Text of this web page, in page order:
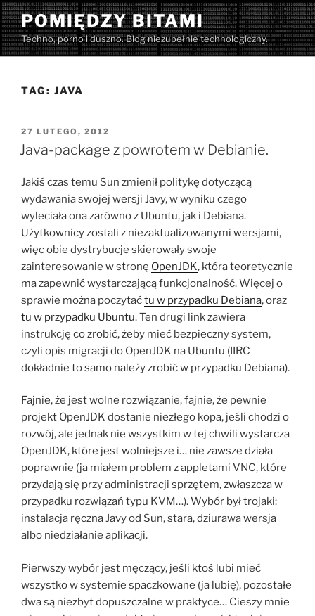
Przejdź
do
treści
POMIĘDZY BITAMI
Techno, porno i duszno. Blog niezupełnie technologiczny.
TAG: JAVA
OPUBLIKOWANE
W
27 LUTEGO, 2012
Java-package z powrotem w Debianie.
Jakiś czas temu Sun zmienił politykę dotyczącą
wydawania swojej wersji Javy, w wyniku czego
wyleciała ona zarówno z Ubuntu, jak i Debiana.
Użytkownicy zostali z niezaktualizowanymi wersjami,
więc obie dystrybucje skierowały swoje
zainteresowanie w stronę OpenJDK, która teoretycznie
ma zapewnić wystarczającą funkcjonalność. Więcej o
sprawie można poczytaćtu w przypadku Debiana, oraz
tu w przypadku Ubuntu. Ten drugi link zawiera
instrukcję co zrobić, żeby mieć bezpieczny system,
czyli opis migracji do OpenJDK na Ubuntu (IIRC
dokładnie to samo należy zrobić w przypadku Debiana).
Fajnie, że jest wolne rozwiązanie, fajnie, że pewnie
projekt OpenJDK dostanie niezłego kopa, jeśli chodzi o
rozwój, ale jednak nie wszystkim w tej chwili wystarcza
OpenJDK, które jest wolniejsze i… nie zawsze działa
poprawnie (ja miałem problem z appletami VNC, które
przydają się przy administracji sprzętem, zwłaszcza w
przypadku rozwiązań typu KVM…). Wybór był trojaki:
instalacja ręczna Javy od Sun, stara, dziurawa wersja
albo niedziałanie aplikacji.
Pierwszy wybór jest męczący, jeśli ktoś lubi mieć
wszystko w systemie spaczkowane (ja lubię), pozostałe
dwa są niezbyt dopuszczalne w praktyce… Cieszy mnie